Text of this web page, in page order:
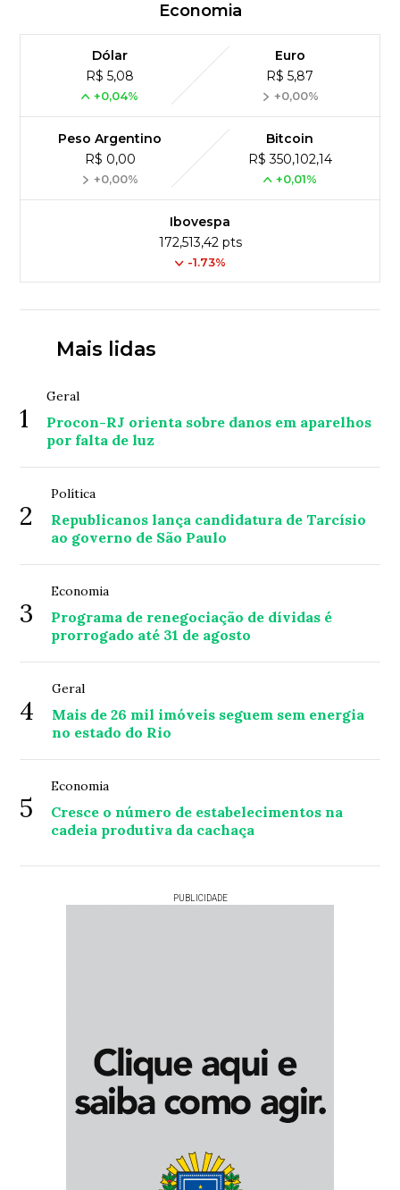
Economia
Dólar
R$ 5,08
+0,04%
Euro
R$ 5,87
+0,00%
Peso Argentino
R$ 0,00
+0,00%
Bitcoin
R$ 350,102,14
+0,01%
Ibovespa
172,513,42 pts
-1.73%
Mais lidas
1
Geral
Procon-RJ orienta sobre danos em aparelhos
por falta de luz
2
Política
Republicanos lança candidatura de Tarcísio
ao governo de São Paulo
3
Economia
Programa de renegociação de dívidas é
prorrogado até 31 de agosto
4
Geral
Mais de 26 mil imóveis seguem sem energia
no estado do Rio
5
Economia
Cresce o número de estabelecimentos na
cadeia produtiva da cachaça
PUBLICIDADE